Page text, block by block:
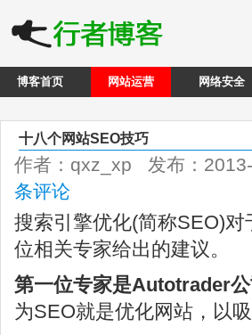
博客首页 网站运营 网络安全
十八个网站SEO技巧
作者：qxz_xp 发布：
条评论
搜索引擎优化(简称SEO)
位相关专家给出的建议。
第一位专家是Autotrader
为SEO就是优化网站，以